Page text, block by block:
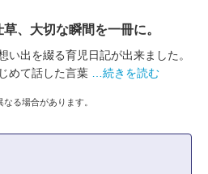
、大切な瞬間を一冊に。
い出を綴る育児日記が出来ました。
めて話した言葉
…続きを読む
る場合があります。